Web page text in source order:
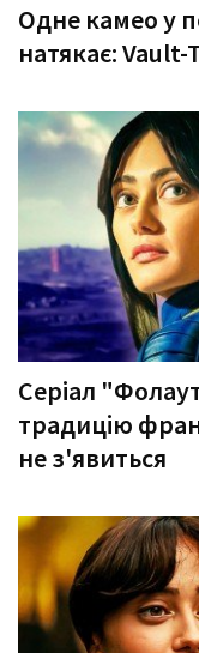
Одне камео у
натякає: Vault-
Серіал
традицію
не з'явиться